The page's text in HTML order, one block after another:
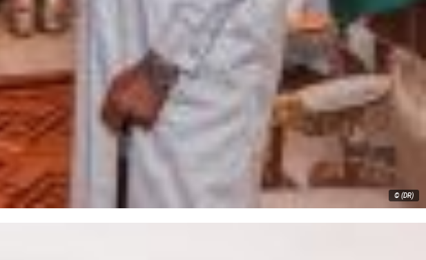
© (DR)